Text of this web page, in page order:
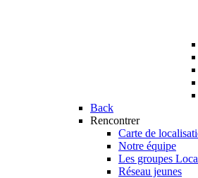
Back
Rencontrer
Carte de
Notre équipe
Les groupes
Réseau jeunes